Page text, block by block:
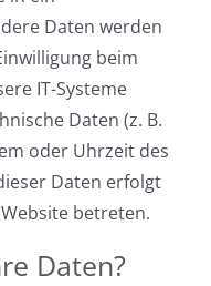
Daten werden
beim
IT-Systeme
Daten (z. B.
oder Uhrzeit des
Daten erfolgt
betreten.
Daten?